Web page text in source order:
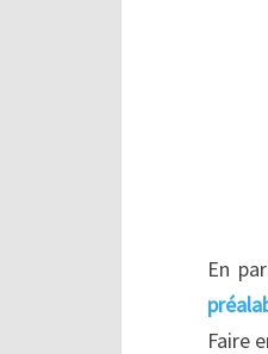
En
Faire